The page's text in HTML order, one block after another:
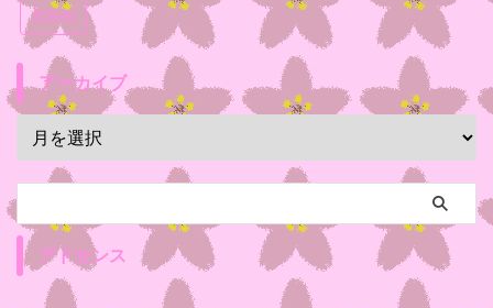
黒留袖
アーカイブ
アドセンス